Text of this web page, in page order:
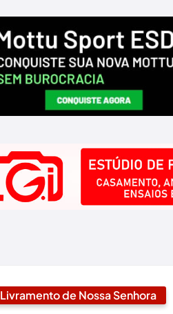
Livramento de Nossa Senhora